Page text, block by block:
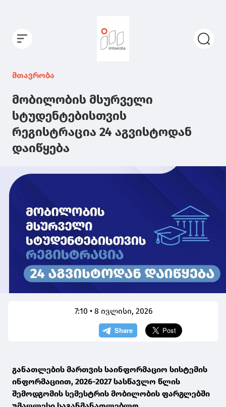
მთავრობა
მობილობის მსურველი
სტუდენტებისთვის
რეგისტრაცია 24 აგვისტოდან
დაიწყება
7:10 • 8 ივლისი, 2026
განათლების მართვის საინფორმაციო სისტემის
ინფორმაციით, 2026-2027 სასწავლო წლის
შემოდგომის სემესტრის მობილობის ფარგლებში